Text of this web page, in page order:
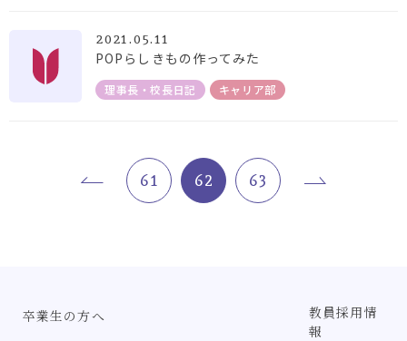
2021.05.11
POPらしきもの作ってみた
理事長・校長日記 キャリア部
61 62 63
卒業生の方へ
教員採用情
報